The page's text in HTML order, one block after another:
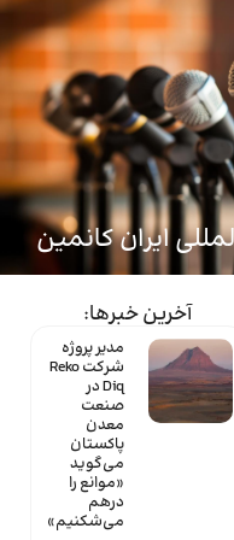
ایران کانمین
آخرین خبرها:
مدیر پروژه
شرکت Reko
Diq در
صنعت
معدن
پاکستان
می‌گوید
«موانع را
درهم
می‌شکنیم»